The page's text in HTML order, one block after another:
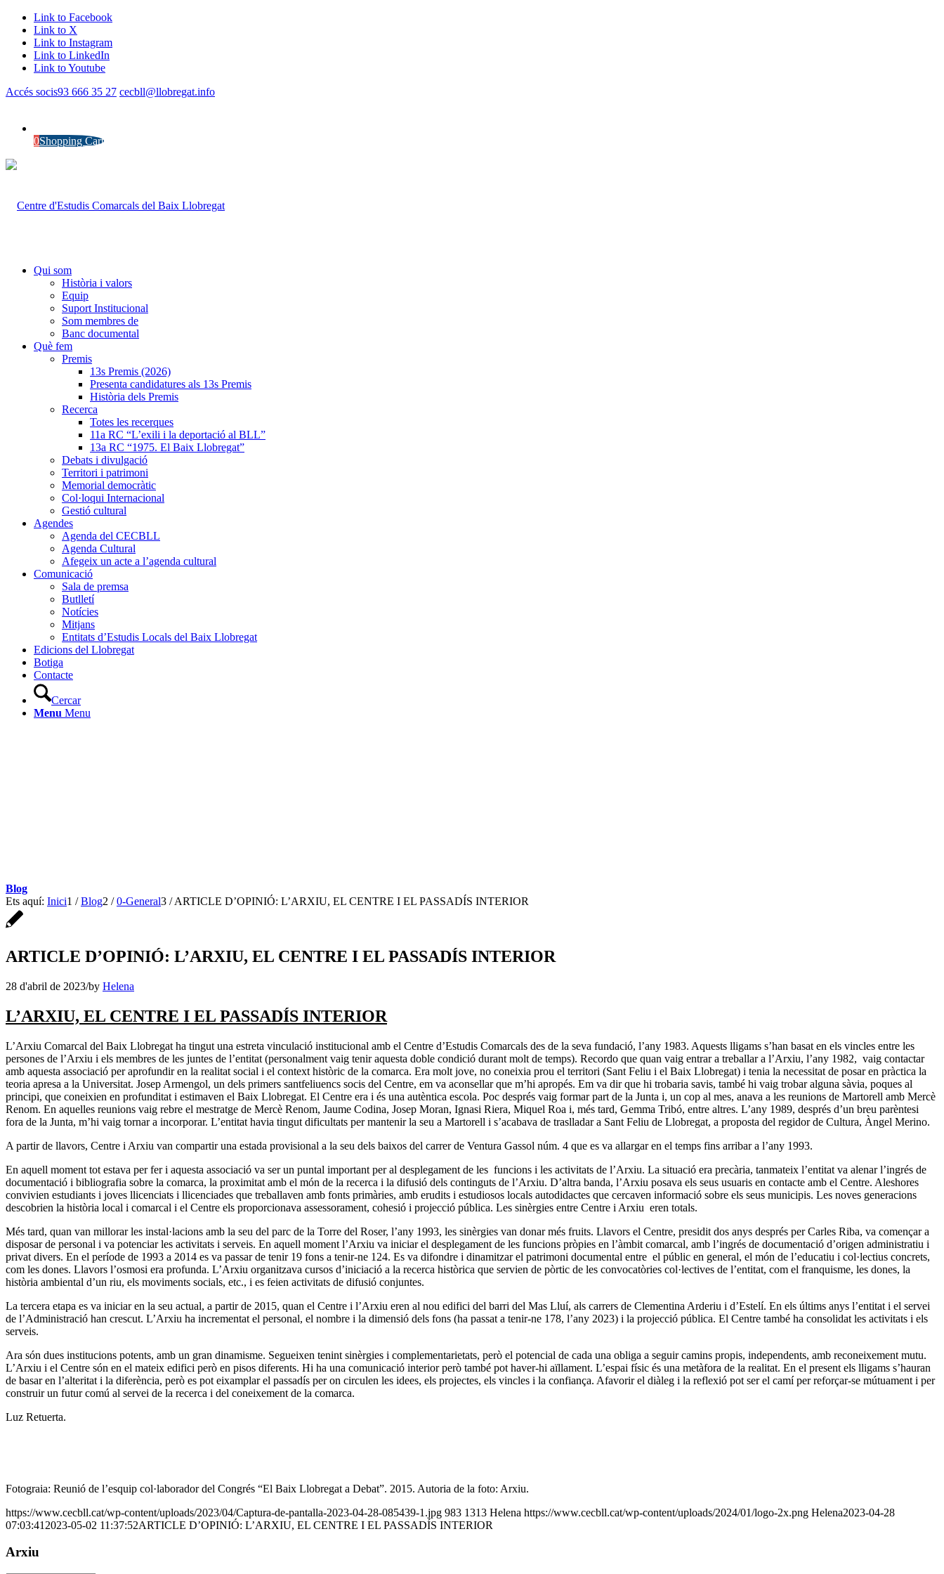
Link to Facebook
Link to X
Link to Instagram
Link to LinkedIn
Link to Youtube
Accés socis93 666 35 27 cecbll@llobregat.info
0Shopping Cart
Qui som
Història i valors
Equip
Suport Institucional
Som membres de
Banc documental
Què fem
Premis
13s Premis (2026)
Presenta candidatures als 13s Premis
Història dels Premis
Recerca
Totes les recerques
11a RC “L’exili i la deportació al BLL”
13a RC “1975. El Baix Llobregat”
Debats i divulgació
Territori i patrimoni
Memorial democràtic
Col·loqui Internacional
Gestió cultural
Agendes
Agenda del CECBLL
Agenda Cultural
Afegeix un acte a l’agenda cultural
Comunicació
Sala de premsa
Butlletí
Notícies
Mitjans
Entitats d’Estudis Locals del Baix Llobregat
Edicions del Llobregat
Botiga
Contacte
Cercar
Menu Menu
Blog
Ets aquí: Inici1 / Blog2 / 0-General3 / ARTICLE D’OPINIÓ: L’ARXIU, EL CENTRE I EL PASSADÍS INTERIOR
ARTICLE D’OPINIÓ: L’ARXIU, EL CENTRE I EL PASSADÍS INTERIOR
28 d'abril de 2023/by Helena
L’ARXIU, EL CENTRE I EL PASSADÍS INTERIOR
L’Arxiu Comarcal del Baix Llobregat ha tingut una estreta vinculació institucional amb el Centre d’Estudis Comarcals des de la seva fundació, l’any 1983. Aquests lligams s’han basat en els vincles entre les
persones de l’Arxiu i els membres de les juntes de l’entitat (personalment vaig tenir aquesta doble condició durant molt de temps). Recordo que quan vaig entrar a treballar a l’Arxiu, l’any 1982, vaig contactar
amb aquesta associació per aprofundir en la realitat social i el context històric de la comarca. Era molt jove, no coneixia prou el territori (Sant Feliu i el Baix Llobregat) i tenia la necessitat de posar en pràctica la
teoria apresa a la Universitat. Josep Armengol, un dels primers santfeliuencs socis del Centre, em va aconsellar que m’hi apropés. Em va dir que hi trobaria savis, també hi vaig trobar alguna sàvia, poques al
principi, que coneixien en profunditat i estimaven el Baix Llobregat. El Centre era i és una autèntica escola. Poc després vaig formar part de la Junta i, un cop al mes, anava a les reunions de Martorell amb Mercè
Renom. En aquelles reunions vaig rebre el mestratge de Mercè Renom, Jaume Codina, Josep Moran, Ignasi Riera, Miquel Roa i, més tard, Gemma Tribó, entre altres. L’any 1989, després d’un breu parèntesi
fora de la Junta, m’hi vaig tornar a incorporar. L’entitat havia tingut dificultats per mantenir la seu a Martorell i s’acabava de traslladar a Sant Feliu de Llobregat, a proposta del regidor de Cultura, Àngel Merino.
A partir de llavors, Centre i Arxiu van compartir una estada provisional a la seu dels baixos del carrer de Ventura Gassol núm. 4 que es va allargar en el temps fins arribar a l’any 1993.
En aquell moment tot estava per fer i aquesta associació va ser un puntal important per al desplegament de les funcions i les activitats de l’Arxiu. La situació era precària, tanmateix l’entitat va alenar l’ingrés de
documentació i bibliografia sobre la comarca, la proximitat amb el món de la recerca i la difusió dels continguts de l’Arxiu. D’altra banda, l’Arxiu posava els seus usuaris en contacte amb el Centre. Aleshores
convivien estudiants i joves llicenciats i llicenciades que treballaven amb fonts primàries, amb erudits i estudiosos locals autodidactes que cercaven informació sobre els seus municipis. Les noves generacions
descobrien la història local i comarcal i el Centre els proporcionava assessorament, cohesió i projecció pública. Les sinèrgies entre Centre i Arxiu eren totals.
Més tard, quan van millorar les instal·lacions amb la seu del parc de la Torre del Roser, l’any 1993, les sinèrgies van donar més fruits. Llavors el Centre, presidit dos anys després per Carles Riba, va començar a
disposar de personal i va potenciar les activitats i serveis. En aquell moment l’Arxiu va iniciar el desplegament de les funcions pròpies en l’àmbit comarcal, amb l’ingrés de documentació d’origen administratiu i
privat divers. En el període de 1993 a 2014 es va passar de tenir 19 fons a tenir-ne 124. Es va difondre i dinamitzar el patrimoni documental entre el públic en general, el món de l’educatiu i col·lectius concrets,
com les dones. Llavors l’osmosi era profunda. L’Arxiu organitzava cursos d’iniciació a la recerca històrica que servien de pòrtic de les convocatòries col·lectives de l’entitat, com el franquisme, les dones, la
història ambiental d’un riu, els moviments socials, etc., i es feien activitats de difusió conjuntes.
La tercera etapa es va iniciar en la seu actual, a partir de 2015, quan el Centre i l’Arxiu eren al nou edifici del barri del Mas Lluí, als carrers de Clementina Arderiu i d’Estelí. En els últims anys l’entitat i el servei
de l’Administració han crescut. L’Arxiu ha incrementat el personal, el nombre i la dimensió dels fons (ha passat a tenir-ne 178, l’any 2023) i la projecció pública. El Centre també ha consolidat les activitats i els
serveis.
Ara són dues institucions potents, amb un gran dinamisme. Segueixen tenint sinèrgies i complementarietats, però el potencial de cada una obliga a seguir camins propis, independents, amb reconeixement mutu.
L’Arxiu i el Centre són en el mateix edifici però en pisos diferents. Hi ha una comunicació interior però també pot haver-hi aïllament. L’espai físic és una metàfora de la realitat. En el present els lligams s’hauran
de basar en l’alteritat i la diferència, però es pot eixamplar el passadís per on circulen les idees, els projectes, els vincles i la confiança. Afavorir el diàleg i la reflexió pot ser el camí per reforçar-se mútuament i per
construir un futur comú al servei de la recerca i del coneixement de la comarca.
Luz Retuerta.
Fotograia: Reunió de l’esquip col·laborador del Congrés “El Baix Llobregat a Debat”. 2015. Autoria de la foto: Arxiu.
https://www.cecbll.cat/wp-content/uploads/2023/04/Captura-de-pantalla-2023-04-28-085439-1.jpg 983 1313 Helena https://www.cecbll.cat/wp-content/uploads/2024/01/logo-2x.png Helena2023-04-28
07:03:41 2023-05-02 11:37:52ARTICLE D’OPINIÓ: L’ARXIU, EL CENTRE I EL PASSADÍS INTERIOR
Arxiu